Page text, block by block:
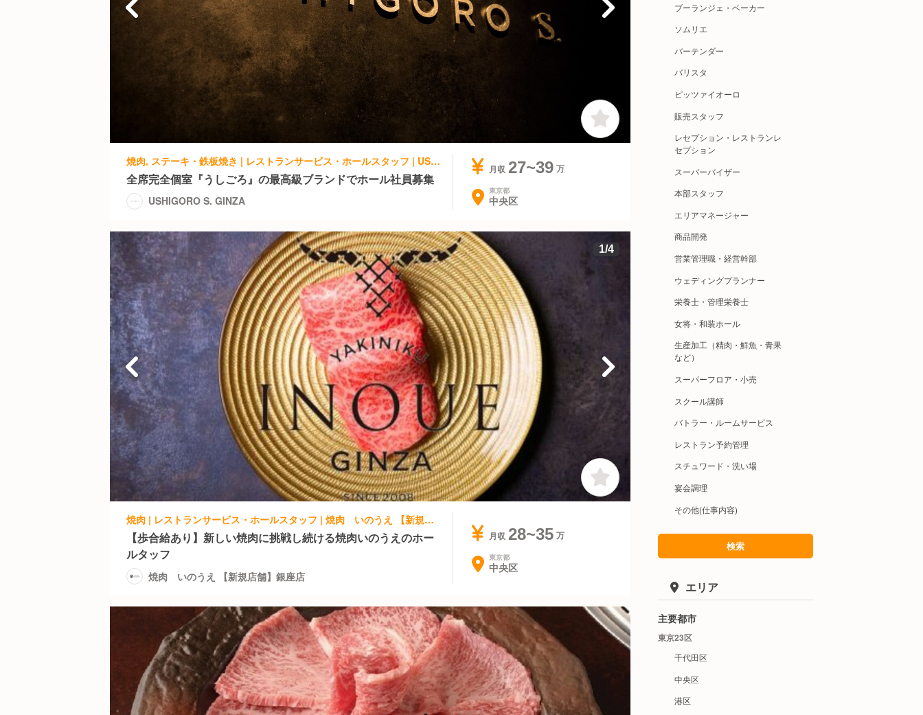
焼肉, ステーキ・鉄板焼き | レストランサービス・ホールスタッフ | USHIGORO S. GINZA
全席完全個室『うしごろ』の最高級ブランドでホール社員募集
USHIGORO S. GINZA
月収 27~39
東京都
中央区
1/4
焼肉 | レストランサービス・ホールスタッフ | 焼肉 いのうえ 【新規店舗】銀座店
【歩合給あり】新しい焼肉に挑戦し続ける焼肉いのうえのホー
ルタッフ
焼肉 いのうえ 【新規店舗】銀座店
月収 28~35
東京都
中央区
ブーランジェ・ベーカー
ソムリエ
バーテンダー
バリスタ
ピッツァイオーロ
販売スタッフ
レセプション・レストランレ
セプション
スーパーバイザー
本部スタッフ
エリアマネージャー
商品開発
営業管理職・経営幹部
ウェディングプランナー
栄養士・管理栄養士
女将・和装ホール
生産加工（精肉・鮮魚・青果
など）
スーパーフロア・小売
スクール講師
バトラー・ルームサービス
レストラン予約管理
スチュワード・洗い場
宴会調理
その他(仕事内容)
検索
エリア
主要都市
東京23区
千代田区
中央区
港区